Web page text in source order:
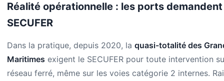
Réalité opérationnelle : les ports
SECUFER
Dans la pratique, depuis 2020, la quasi-totalité des
Maritimes exigent le SECUFER pour toute intervention
réseau ferré, même sur les voies catégorie 2 internes.